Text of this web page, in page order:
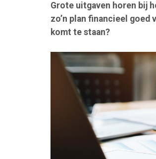
Grote uitgaven horen bij
zo’n plan financieel
komt te staan?